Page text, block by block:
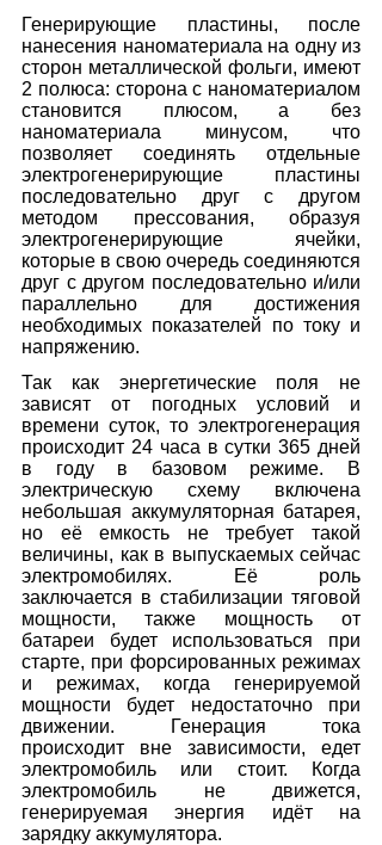
Генерирующие пластины, после
нанесения наноматериала на одну из
сторон металлической фольги, имеют
2 полюса: сторона с наноматериалом
становится плюсом, а без
наноматериала минусом, что
позволяет соединять отдельные
электрогенерирующие пластины
последовательно друг с другом
методом прессования, образуя
электрогенерирующие ячейки,
которые в свою очередь соединяются
друг с другом последовательно и/или
параллельно для достижения
необходимых показателей по току и
напряжению.
Так как энергетические поля не
зависят от погодных условий и
времени суток, то электрогенерация
происходит 24 часа в сутки 365 дней
в году в базовом режиме. В
электрическую схему включена
небольшая аккумуляторная батарея,
но её емкость не требует такой
величины, как в выпускаемых сейчас
электромобилях. Её роль
заключается в стабилизации тяговой
мощности, также мощность от
батареи будет использоваться при
старте, при форсированных режимах
и режимах, когда генерируемой
мощности будет недостаточно при
движении. Генерация тока
происходит вне зависимости, едет
электромобиль или стоит. Когда
электромобиль не движется,
генерируемая энергия идёт на
зарядку аккумулятора.